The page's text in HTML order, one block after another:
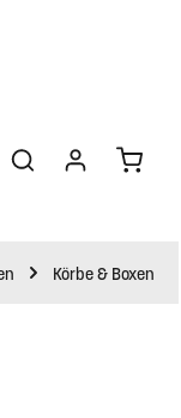
Körbe & Boxen